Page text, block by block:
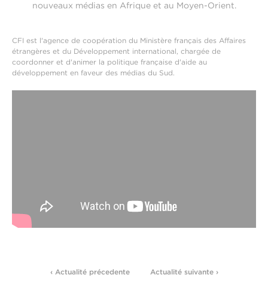
nouveaux médias en Afrique et au Moyen-Orient.
CFI est l'agence de coopération du Ministère français des Affaires
étrangères et du Développement international, chargée de
coordonner et d'animer la politique française d'aide au
développement en faveur des médias du Sud.
‹ Actualité précedente Actualité suivante ›